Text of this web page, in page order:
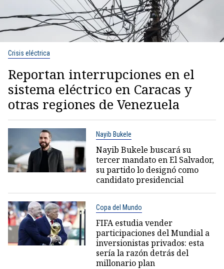
Crisis eléctrica
Reportan interrupciones en el
sistema eléctrico en Caracas y
otras regiones de Venezuela
Nayib Bukele
Nayib Bukele buscará su
tercer mandato en El Salvador,
su partido lo designó como
candidato presidencial
Copa del Mundo
FIFA estudia vender
participaciones del Mundial a
inversionistas privados: esta
sería la razón detrás del
millonario plan